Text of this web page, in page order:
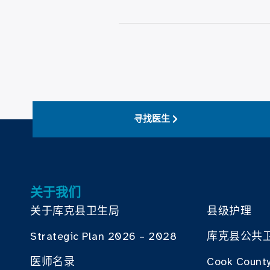
寻找医生
关于我们
关于库克县卫生局
Strategic Plan 2026 – 2028
医师名录
县级护理
库克县公共
Cook